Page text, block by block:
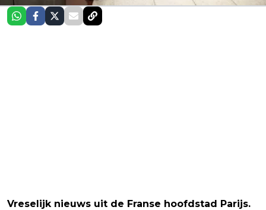
Vreselijk nieuws uit de Franse hoofdstad Parijs.